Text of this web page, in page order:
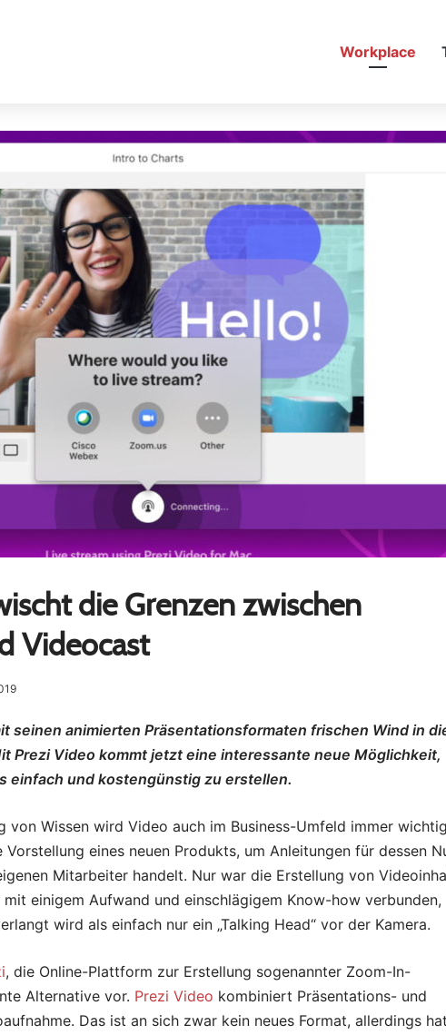
Workplace
die Grenzen zwischen
Videocast
seinen animierten Präsentationsformaten frischen Wind in
Prezi Video kommt jetzt eine interessante neue Möglichkeit,
einfach und kostengünstig zu erstellen.
von Wissen wird Video auch im Business-Umfeld immer
eines neuen Produkts, um Anleitungen für dessen
Mitarbeiter handelt. Nur war die Erstellung von
einigem Aufwand und einschlägigem Know-how verbunden,
wird als einfach nur ein „Talking Head“ vor der Kamera.
, die Online-Plattform zur Erstellung sogenannter Zoom-In-
Alternative vor. Prezi Video kombiniert Präsentations- und
Das ist an sich zwar kein neues Format, allerdings